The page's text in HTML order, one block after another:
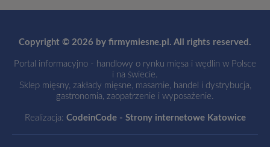
Copyright © 2026 by firmymiesne.pl. All rights reserved.
Portal informacyjno - handlowy o rynku mięsa i wędlin w Polsce
i na świecie.
Sklep mięsny, zakłady mięsne, masarnie, handel i dystrybucja,
gastronomia, zaopatrzenie i wyposażenie.
Realizacja: CodeinCode - Strony internetowe Katowice